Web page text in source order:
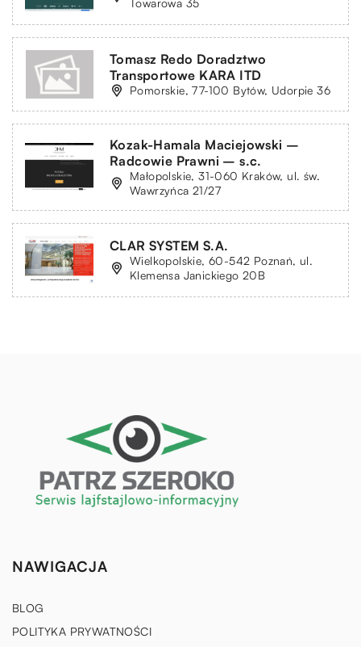
Tomasz Redo Doradztwo
Transportowe KARA ITD
Pomorskie, 77-100 Bytów, Udorpie 36
Kozak-Hamala Maciejowski –
Radcowie Prawni – s.c.
Małopolskie, 31-060 Kraków, ul. św.
Wawrzyńca 21/27
CLAR SYSTEM S.A.
Wielkopolskie, 60-542 Poznań, ul.
Klemensa Janickiego 20B
NAWIGACJA
BLOG
POLITYKA PRYWATNOŚCI